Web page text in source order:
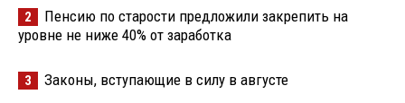
2
Пенсию по старости предложили закрепить на
уровне не ниже 40% от заработка
3 Законы, вступающие в силу в августе